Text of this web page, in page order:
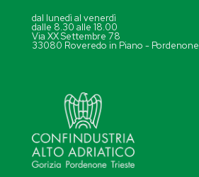
dal lunedì al venerdì
dalle 8.30 alle 18.00
Via XX Settembre 78
33080 Roveredo in Piano - Pordenone